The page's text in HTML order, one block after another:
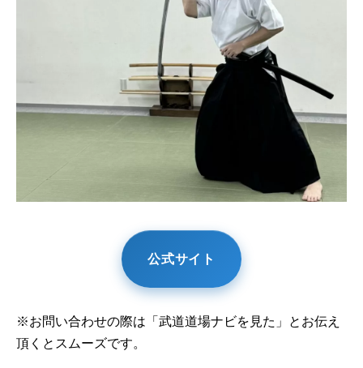
公式サイト
※お問い合わせの際は「武道道場ナビを見た」とお伝え
頂くとスムーズです。